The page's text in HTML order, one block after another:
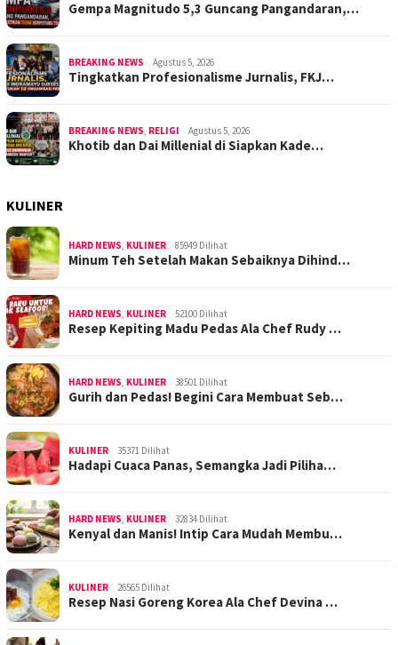
Gempa Magnitudo 5,3 Guncang Pangandaran,…
BREAKING NEWS Agustus 5, 2026
Tingkatkan Profesionalisme Jurnalis, FKJ…
BREAKING NEWS RELIGI Agustus 5, 2026
Khotib dan Dai Millenial di Siapkan Kade…
KULINER
HARD NEWS KULINER 85949 Dilihat
Minum Teh Setelah Makan Sebaiknya Dihind…
HARD NEWS KULINER 52100 Dilihat
Resep Kepiting Madu Pedas Ala Chef Rudy …
HARD NEWS KULINER 38501 Dilihat
Gurih dan Pedas! Begini Cara Membuat Seb…
KULINER 35371 Dilihat
Hadapi Cuaca Panas, Semangka Jadi Piliha…
HARD NEWS KULINER 32834 Dilihat
Kenyal dan Manis! Intip Cara Mudah Membu…
KULINER 26565 Dilihat
Resep Nasi Goreng Korea Ala Chef Devina …